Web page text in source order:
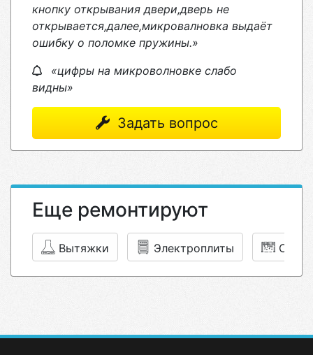
кнопку открывания двери,дверь не
открывается,далее,микровалновка выдаёт
ошибку о поломке пружины.»
«цифры на микроволновке слабо
видны»
Задать вопрос
Еще ремонтируют
Вытяжки Электроплиты